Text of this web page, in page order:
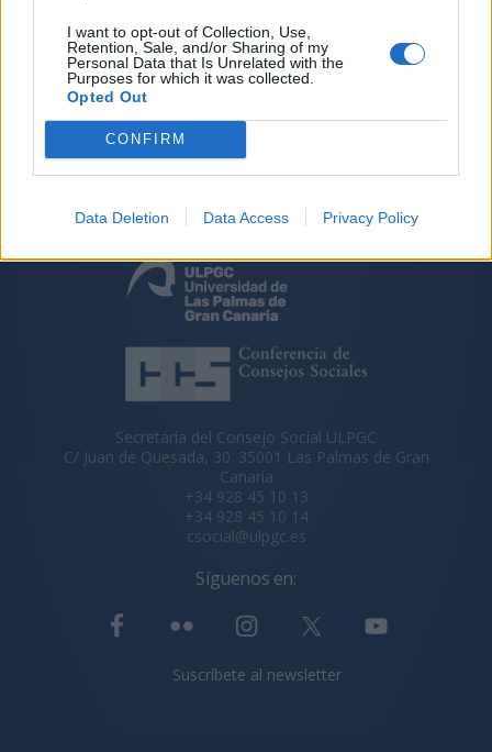
I want to opt-out of Collection, Use,
Retention, Sale, and/or Sharing of my
Personal Data that Is Unrelated with the
Purposes for which it was collected.
Opted Out
CONFIRM
Data Deletion Data Access Privacy Policy
COMISIÓN
PERMANENTE 7
SESIÓN PLENARIA 144
Secretaría del Consejo Social ULPGC
C/ Juan de Quesada, 30. 35001 Las Palmas de Gran
Canaria
+34 928 45 10 13
+34 928 45 10 14
csocial@ulpgc.es
Síguenos en:
Suscríbete al newsletter